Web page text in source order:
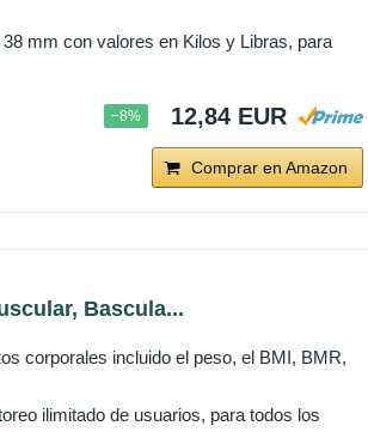
mm con valores en Kilos y Libras, para
−8% 12,84 EUR
Comprar en Amazon
Bascula...
corporales incluido el peso, el BMI, BMR,
ilimitado de usuarios, para todos los